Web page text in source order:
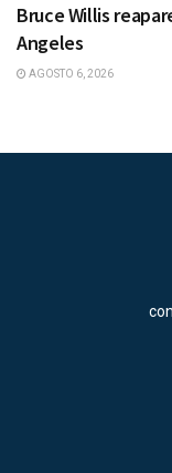
Bruce Willis
Angeles
AGOSTO 6, 2026